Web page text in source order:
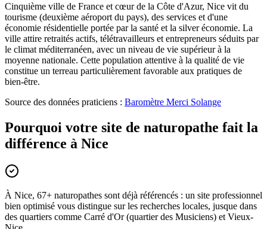
Cinquième ville de France et cœur de la Côte d'Azur, Nice vit du
tourisme (deuxième aéroport du pays), des services et d'une
économie résidentielle portée par la santé et la silver économie. La
ville attire retraités actifs, télétravailleurs et entrepreneurs séduits par
le climat méditerranéen, avec un niveau de vie supérieur à la
moyenne nationale. Cette population attentive à la qualité de vie
constitue un terreau particulièrement favorable aux pratiques de
bien-être.
Source des données praticiens : Baromètre Merci Solange
Pourquoi votre site de naturopathe fait la
différence à Nice
À Nice, 67+ naturopathes sont déjà référencés : un site professionnel
bien optimisé vous distingue sur les recherches locales, jusque dans
des quartiers comme Carré d'Or (quartier des Musiciens) et Vieux-